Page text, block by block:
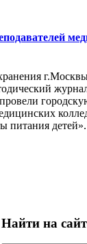
питания детей».
Найти на